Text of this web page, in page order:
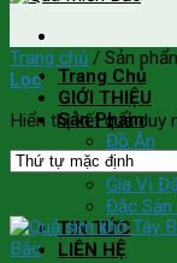
Trang Chủ
GIỚI THIỆU
Sản Phẩm
Đồ Ăn
Đồ Uống
Gia Vị
Đặc Sản
TIN TỨC
LIÊN HỆ
Trang chủ / Sản
Lọc
Hiển thị kết quả duy